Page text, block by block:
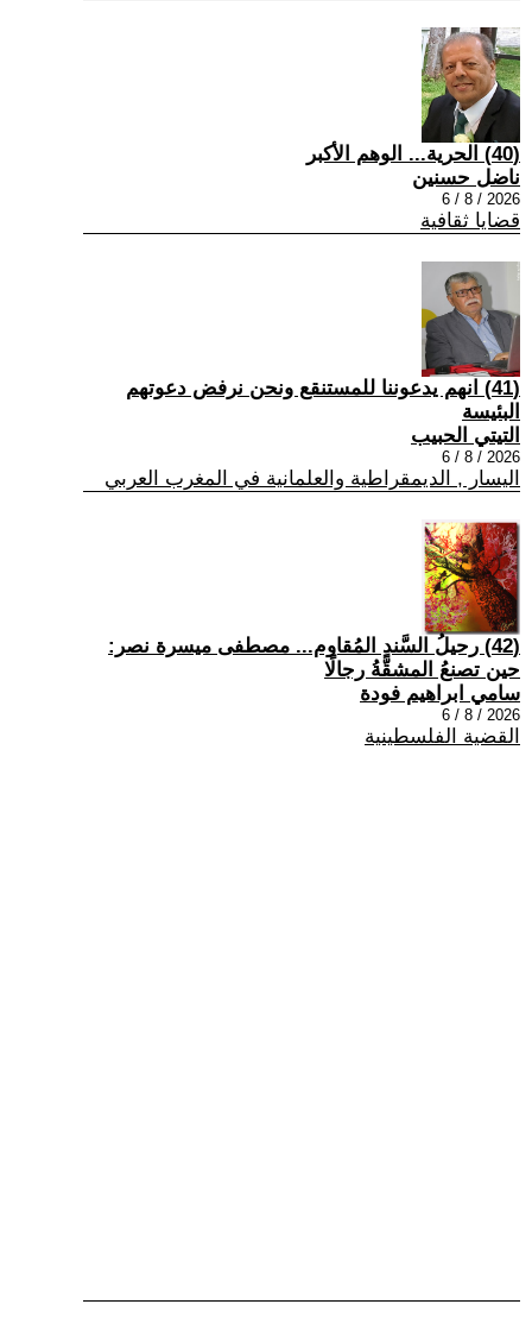
(40) الحرية... الوهم الأكبر
ناضل حسنين
2026 / 8 / 6
قضايا ثقافية
(41) انهم يدعوننا للمستنقع ونحن نرفض دعوتهم
البئيسة
التيتي الحبيب
2026 / 8 / 6
اليسار , الديمقراطية والعلمانية في المغرب العربي
(42) رحيلُ السَّندِ المُقاوم... مصطفى ميسرة نصر:
حين تصنعُ المشقَّةُ رجالًا
سامي ابراهيم فودة
2026 / 8 / 6
القضية الفلسطينية